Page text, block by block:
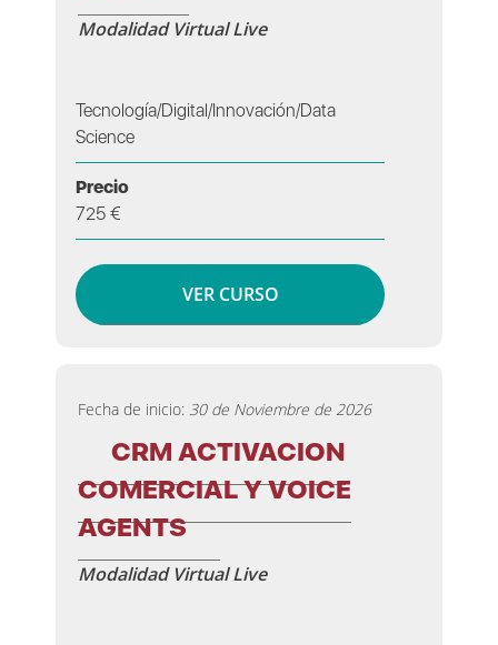
Modalidad Virtual Live
Tecnología/Digital/Innovación/Data
Science
Precio
725 €
VER CURSO
Fecha de inicio: 30 de Noviembre de 2026
CRM ACTIVACION
COMERCIAL Y VOICE
AGENTS
Modalidad Virtual Live